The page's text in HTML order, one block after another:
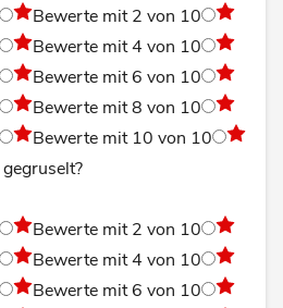
Bewerte mit 2 von 10
Bewerte mit 4 von 10
Bewerte mit 6 von 10
Bewerte mit 8 von 10
Bewerte mit 10 von 10
Bewerte mit 2 von 10
Bewerte mit 4 von 10
Bewerte mit 6 von 10